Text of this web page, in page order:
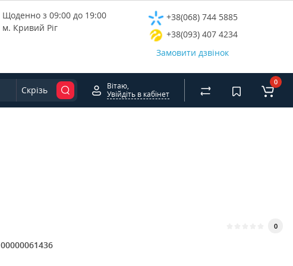
Щоденно з 09:00 до 19:00
м. Кривий Ріг
+38(068) 744 5885
+38(093) 407 4234
Замовити дзвінок
Скрізь
Вітаю,
Увійдіть в кабінет
0
0
00000061436